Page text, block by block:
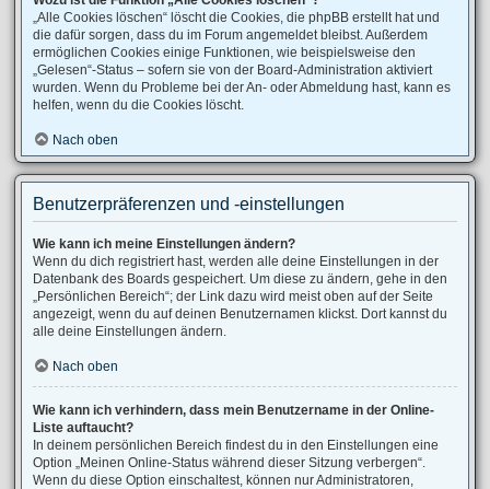
„Alle Cookies löschen“ löscht die Cookies, die phpBB erstellt hat und
die dafür sorgen, dass du im Forum angemeldet bleibst. Außerdem
ermöglichen Cookies einige Funktionen, wie beispielsweise den
„Gelesen“-Status – sofern sie von der Board-Administration aktiviert
wurden. Wenn du Probleme bei der An- oder Abmeldung hast, kann es
helfen, wenn du die Cookies löscht.
Nach oben
Benutzerpräferenzen und -einstellungen
Wie kann ich meine Einstellungen ändern?
Wenn du dich registriert hast, werden alle deine Einstellungen in der
Datenbank des Boards gespeichert. Um diese zu ändern, gehe in den
„Persönlichen Bereich“; der Link dazu wird meist oben auf der Seite
angezeigt, wenn du auf deinen Benutzernamen klickst. Dort kannst du
alle deine Einstellungen ändern.
Nach oben
Wie kann ich verhindern, dass mein Benutzername in der Online-
Liste auftaucht?
In deinem persönlichen Bereich findest du in den Einstellungen eine
Option „Meinen Online-Status während dieser Sitzung verbergen“.
Wenn du diese Option einschaltest, können nur Administratoren,